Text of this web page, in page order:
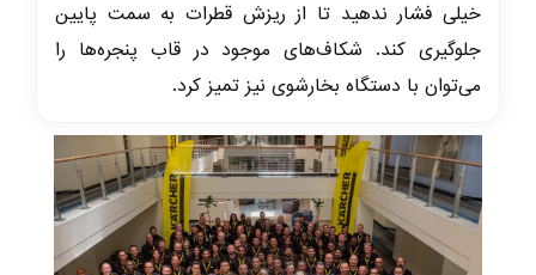
خیلی فشار ندهید تا از ریزش قطرات به سمت پایین
جلوگیری کند. شکاف‌های موجود در قاب پنجره‌ها را
می‌توان با دستگاه بخارشوی نیز تمیز کرد.